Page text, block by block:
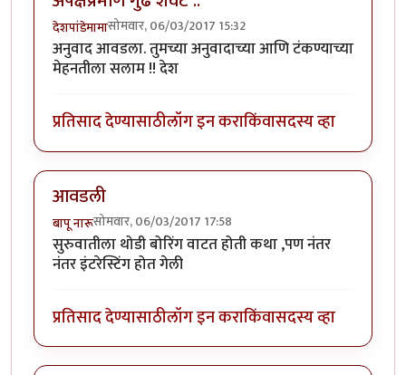
देशपांडेमामासोमवार, 06/03/2017 15:32
अनुवाद आवडला. तुमच्या अनुवादाच्या आणि टंकण्याच्या
मेहनतीला सलाम !! देश
प्रतिसाद देण्यासाठीलॉग इन कराकिंवासदस्य व्हा
आवडली
बापू नारूसोमवार, 06/03/2017 17:58
सुरुवातीला थोडी बोरिंग वाटत होती कथा ,पण नंतर
नंतर इंटरेस्टिंग होत गेली
प्रतिसाद देण्यासाठीलॉग इन कराकिंवासदस्य व्हा